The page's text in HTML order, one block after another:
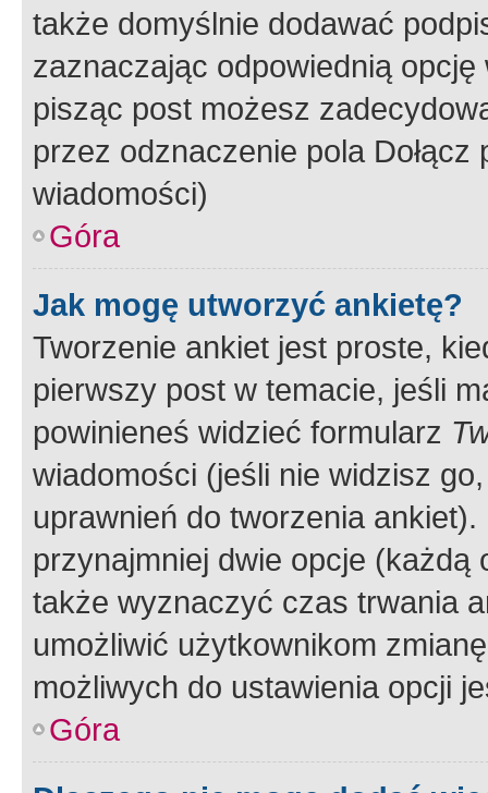
także domyślnie dodawać
zaznaczając odpowiednią
pisząc post możesz
przez odznaczenie pola
wiadomości)
Góra
Jak mogę utworzyć ankietę?
Tworzenie ankiet jest proste,
pierwszy post w temacie, jeśli
powinieneś widzieć formularz
wiadomości (jeśli nie widzisz
uprawnień do tworzenia
przynajmniej dwie opcje
także wyznaczyć czas trwania
umożliwić użytkownikom
możliwych do ustawienia opcji
Góra